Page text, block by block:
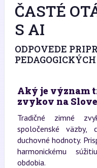
ČASTÉ
S AI
ODPOVEDE
Aký je význam
zvykov na
Tradičné zimné
spoločenské väzby,
duchovné hodnoty.
harmonickému
obdobia.